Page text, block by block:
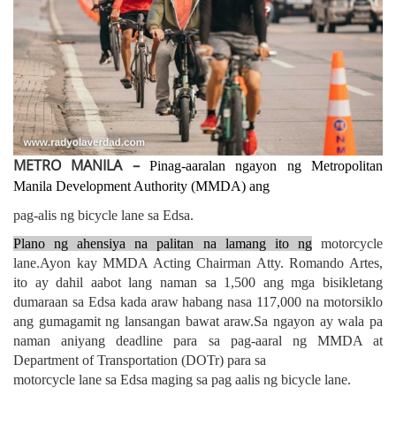
METRO MANILA –
Pinag-aaralan ngayon ng Metropolitan
Manila Development Authority (MMDA) ang
pag-alis ng bicycle lane sa Edsa.
Plano ng ahensiya na palitan na lamang ito ngmotorcycle
lane.Ayon kay MMDA Acting Chairman Atty. Romando Artes,
ito ay dahil aabot lang naman sa 1,500 ang mga bisikletang
dumaraan sa Edsa kada araw habang nasa 117,000 na motorsiklo
ang gumagamit ng lansangan bawat araw.Sa ngayon ay wala pa
naman aniyang deadline para sa pag-aaral ng MMDA at
Department of Transportation (DOTr) para sa
motorcycle lane sa Edsa maging sa pag aalis ng bicycle lane.